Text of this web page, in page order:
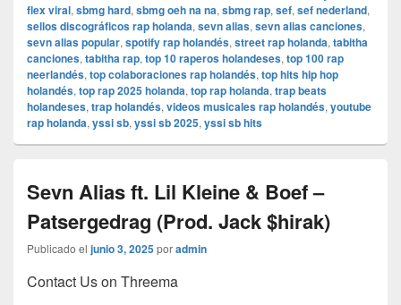
flex viral, sbmg hard, sbmg oeh na na, sbmg rap, sef, sef nederland,
sellos discográficos rap holanda, sevn alias, sevn alias canciones,
sevn alias popular, spotify rap holandés, street rap holanda, tabitha
canciones, tabitha rap, top 10 raperos holandeses, top 100 rap
neerlandés, top colaboraciones rap holandés, top hits hip hop
holandés, top rap 2025 holanda, top rap holanda, trap beats
holandeses, trap holandés, videos musicales rap holandés, youtube
rap holanda, yssi sb, yssi sb 2025, yssi sb hits
Sevn Alias ft. Lil Kleine & Boef –
Patsergedrag (Prod. Jack $hirak)
Publicado el junio 3, 2025poradmin
Contact Us on Threema